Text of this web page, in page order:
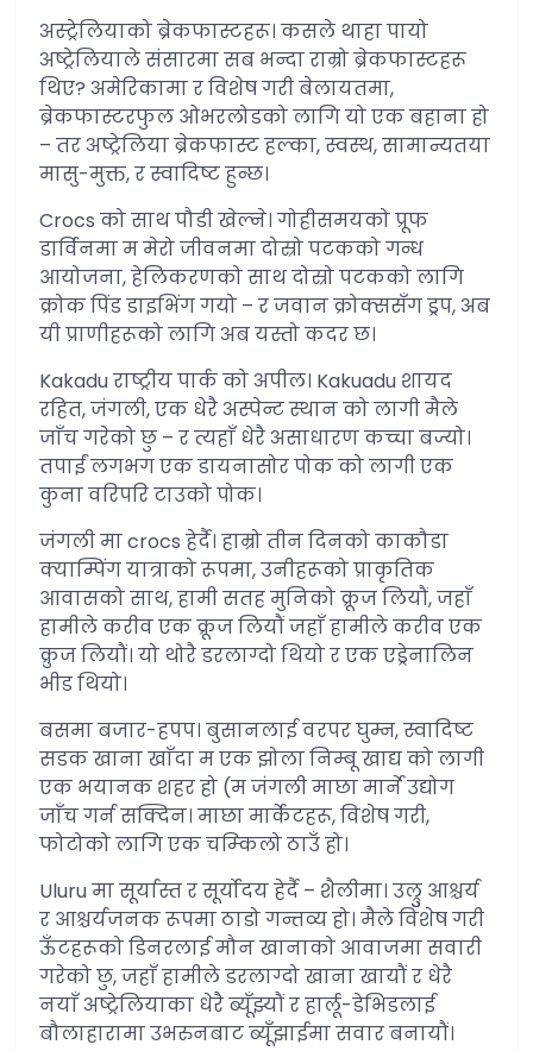
अस्ट्रेलियाको ब्रेकफास्टहरू। कसले थाहा पायो
अष्ट्रेलियाले संसारमा सब भन्दा राम्रो ब्रेकफास्टहरू
थिए? अमेरिकामा र विशेष गरी बेलायतमा,
ब्रेकफास्टरफुल ओभरलोडको लागि यो एक बहाना हो
– तर अष्ट्रेलिया ब्रेकफास्ट हल्का, स्वस्थ, सामान्यतया
मासु-मुक्त, र स्वादिष्ट हुन्छ।
Crocs को साथ पौडी खेल्ने। गोहीसमयको प्रूफ
डार्विनमा म मेरो जीवनमा दोस्रो पटकको गन्ध
आयोजना, हेलिकरणको साथ दोस्रो पटकको लागि
क्रोक पिंड डाइभिंग गयो – र जवान क्रोक्ससँग ड्रप, अब
यी प्राणीहरूको लागि अब यस्तो कदर छ।
Kakadu राष्ट्रीय पार्क को अपील। Kakuadu शायद
रहित, जंगली, एक धेरै अस्पेन्ट स्थान को लागी मैले
जाँच गरेको छु – र त्यहाँ धेरै असाधारण कच्चा बज्यो।
तपाईं लगभग एक डायनासोर पोक को लागी एक
कुना वरिपरि टाउको पोक।
जंगली मा crocs हेर्दै। हाम्रो तीन दिनको काकौडा
क्याम्पिंग यात्राको रूपमा, उनीहरूको प्राकृतिक
आवासको साथ, हामी सतह मुनिको क्रूज लियौं, जहाँ
हामीले करीव एक क्रूज लियौं जहाँ हामीले करीव एक
क्रुज लियौं। यो थोरै डरलाग्दो थियो र एक एड्रेनालिन
भीड थियो।
बसमा बजार-हपप। बुसानलाई वरपर घुम्न, स्वादिष्ट
सडक खाना खाँदा म एक झोला निम्बू खाद्य को लागी
एक भयानक शहर हो (म जंगली माछा मार्ने उद्योग
जाँच गर्न सक्दिन। माछा मार्केटहरू, विशेष गरी,
फोटोको लागि एक चम्किलो ठाउँ हो।
Uluru मा सूर्यास्त र सूर्योदय हेर्दै – शैलीमा। उल्रुु आश्चर्य
र आश्चर्यजनक रूपमा ठाडो गन्तव्य हो। मैले विशेष गरी
ऊँटहरूको डिनरलाई मौन खानाको आवाजमा सवारी
गरेको छु, जहाँ हामीले डरलाग्दो खाना खायौं र धेरै
नयाँ अष्ट्रेलियाका धेरै ब्यूँझ्यौं र हार्लू-डेभिडलाई
बौलाहारामा उभरुनबाट ब्यूँझाईमा सवार बनायौं।